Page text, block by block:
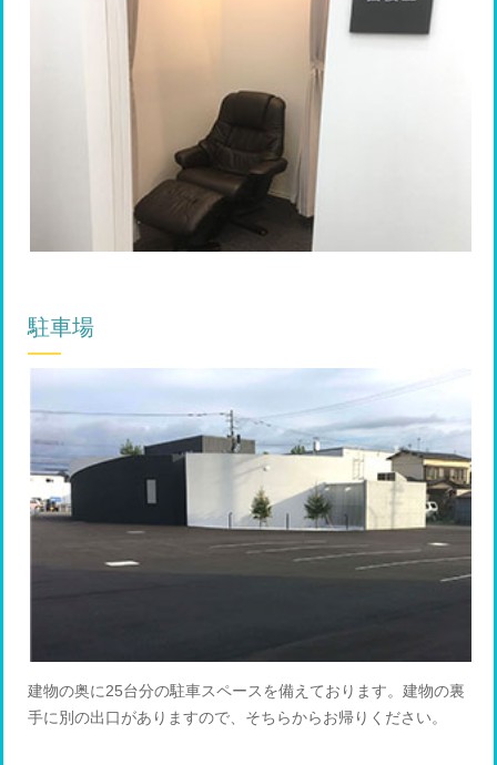
駐車場
建物の奥に25台分の駐車スペースを備えております。建物の裏
手に別の出口がありますので、そちらからお帰りください。